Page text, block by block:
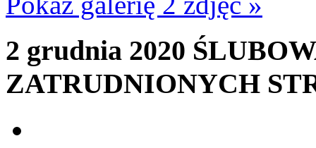
2 grudnia 2020
ZATRUDNIONYCH